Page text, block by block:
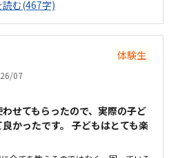
と思います。長時間見てくれるところ
娘の特徴をよくとらえられていまし
み方の違いの説明が分かりやすくもあ
よいのかな、と思いました。女の子だ
供が萎縮したりこうでなければ、と
けたいなと日頃から思っているので
とは、親にとってもよくあり、難しさ
読む(467字)
体験生
07
せてもらったので、実際の子ど
かったです。 子どもはとても楽